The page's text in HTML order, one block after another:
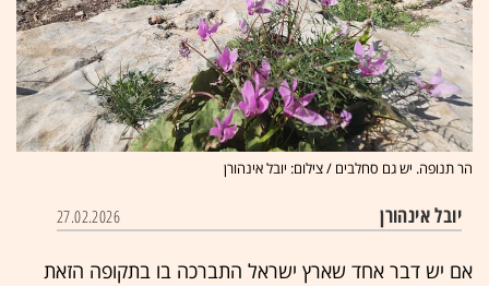
הר תנופה. יש גם סחלבים / צילום: יובל אינהורן
יובל אינהורן 27.02.2026
אם יש דבר אחד שארץ ישראל התברכה בו בתקופה הזאת